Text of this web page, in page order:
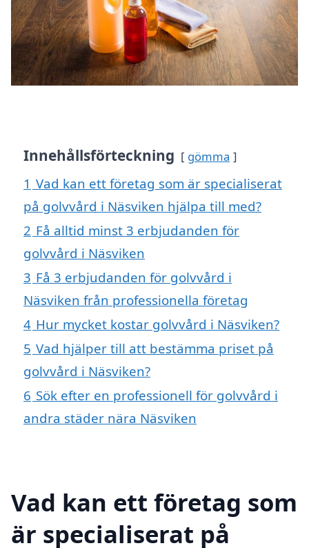
Innehållsförteckning gömma
1 Vad kan ett företag som är specialiserat
på golvvård i Näsviken hjälpa till med?
2 Få alltid minst 3 erbjudanden för
golvvård i Näsviken
3 Få 3 erbjudanden för golvvård i
Näsviken från professionella företag
4 Hur mycket kostar golvvård i Näsviken?
5 Vad hjälper till att bestämma priset på
golvvård i Näsviken?
6 Sök efter en professionell för golvvård i
andra städer nära Näsviken
Vad kan ett företag som
är specialiserat på